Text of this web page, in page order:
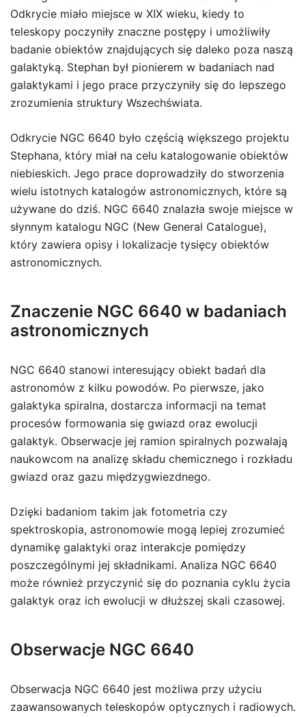
Odkrycie miało miejsce w XIX wieku, kiedy to
teleskopy poczyniły znaczne postępy i umożliwiły
badanie obiektów znajdujących się daleko poza naszą
galaktyką. Stephan był pionierem w badaniach nad
galaktykami i jego prace przyczyniły się do lepszego
zrozumienia struktury Wszechświata.
Odkrycie NGC 6640 było częścią większego projektu
Stephana, który miał na celu katalogowanie obiektów
niebieskich. Jego prace doprowadziły do stworzenia
wielu istotnych katalogów astronomicznych, które są
używane do dziś. NGC 6640 znalazła swoje miejsce w
słynnym katalogu NGC (New General Catalogue),
który zawiera opisy i lokalizacje tysięcy obiektów
astronomicznych.
Znaczenie NGC 6640 w badaniach
astronomicznych
NGC 6640 stanowi interesujący obiekt badań dla
astronomów z kilku powodów. Po pierwsze, jako
galaktyka spiralna, dostarcza informacji na temat
procesów formowania się gwiazd oraz ewolucji
galaktyk. Obserwacje jej ramion spiralnych pozwalają
naukowcom na analizę składu chemicznego i rozkładu
gwiazd oraz gazu międzygwiezdnego.
Dzięki badaniom takim jak fotometria czy
spektroskopia, astronomowie mogą lepiej zrozumieć
dynamikę galaktyki oraz interakcje pomiędzy
poszczególnymi jej składnikami. Analiza NGC 6640
może również przyczynić się do poznania cyklu życia
galaktyk oraz ich ewolucji w dłuższej skali czasowej.
Obserwacje NGC 6640
Obserwacja NGC 6640 jest możliwa przy użyciu
zaawansowanych teleskopów optycznych i radiowych.